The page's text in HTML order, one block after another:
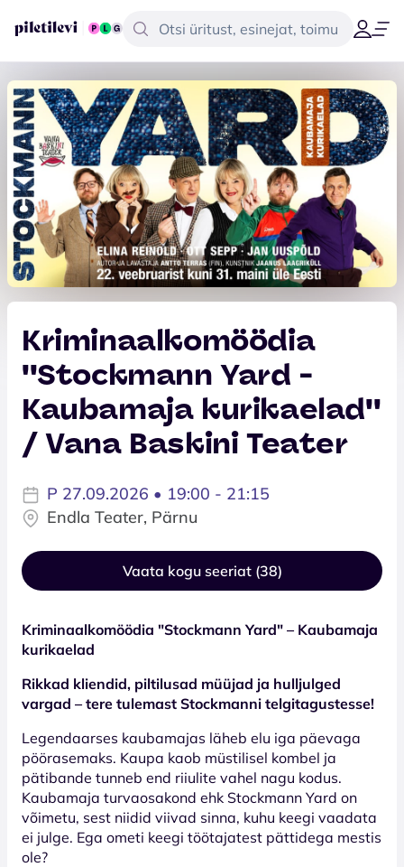
Kriminaalkomöödia
''Stockmann Yard -
Kaubamaja kurikaelad''
/ Vana Baskini Teater
P 27.09.2026 • 19:00 - 21:15
Endla Teater, Pärnu
Vaata kogu seeriat (38)
Kriminaalkomöödia "Stockmann Yard" – Kaubamaja
kurikaelad
Rikkad kliendid, piltilusad müüjad ja hulljulged
vargad – tere tulemast Stockmanni telgitagustesse!
Legendaarses kaubamajas läheb elu iga päevaga
pöörasemaks. Kaupa kaob müstilisel kombel ja
pätibande tunneb end riiulite vahel nagu kodus.
Kaubamaja turvaosakond ehk Stockmann Yard on
võimetu, sest niidid viivad sinna, kuhu keegi vaadata
ei julge. Ega ometi keegi töötajatest pättidega mestis
ole?